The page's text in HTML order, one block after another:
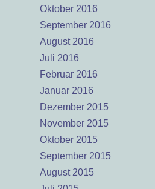
Oktober 2016
September 2016
August 2016
Juli 2016
Februar 2016
Januar 2016
Dezember 2015
November 2015
Oktober 2015
September 2015
August 2015